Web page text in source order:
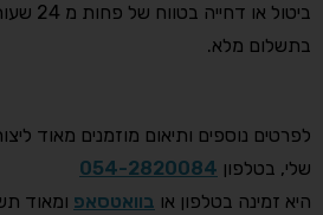
ביטול
בתשלום מלא.
לפרטים נוספים ותיאום מוזמנים מאוד
שלי, בטלפון 054-2820084
היא זמינה בטלפון או בוואטסאפ ומאוד